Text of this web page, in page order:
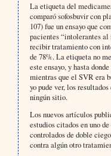
La etiqueta del
comparó sofosbuvir con
107) fue un ensayo que
pacientes “intolerantes al
recibir tratamiento con
de 78%. La etiqueta no
este ensayo, y hasta
mientras que el SVR era
yo pude ver, los
ningún sitio.
Los nuevos artículos
estudios citados en uno
controlados de doble
contra algún otro